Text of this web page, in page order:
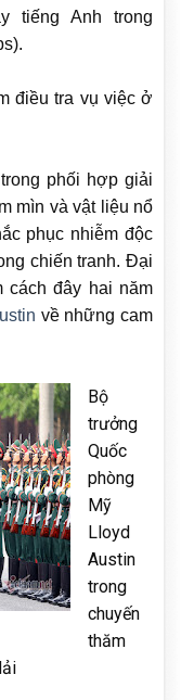
tiếng Anh trong
điều tra vụ việc ở
phối hợp giải
mìn và vật liệu nổ
phục nhiễm độc
chiến tranh. Đại
cách đây hai năm
về những cam
Bộ
trưởng
Quốc
phòng
Mỹ
Lloyd
Austin
trong
chuyến
thăm